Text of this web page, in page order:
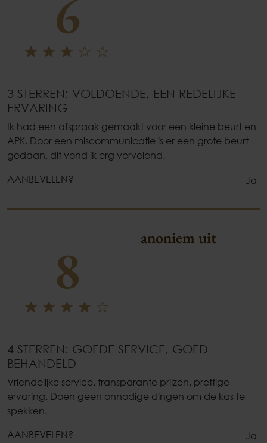
6
3 STERREN: VOLDOENDE, EEN REDELIJKE
ERVARING
Ik had een afspraak gemaakt voor een kleine beurt en
APK. Door een miscommunicatie is er een grote beurt
gedaan, dit vond ik erg vervelend.
AANBEVELEN?
Ja
8 anoniem uit
4 STERREN: GOEDE SERVICE, GOED
BEHANDELD
Vriendelijke service, transparante prijzen, prettige
ervaring. Doen geen onnodige dingen om de kas te
spekken.
AANBEVELEN?
Ja